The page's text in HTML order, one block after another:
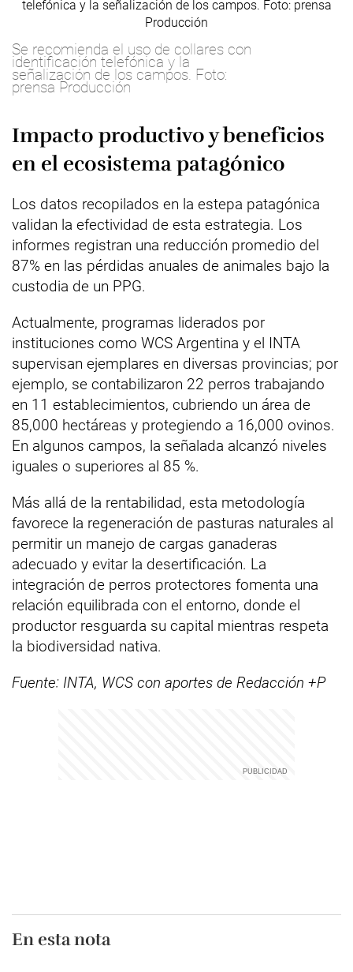
Se recomienda el uso de collares con
identificación telefónica y la
señalización de los campos. Foto:
prensa Producción
Impacto productivo y beneficios
en el ecosistema patagónico
Los datos recopilados en la estepa patagónica
validan la efectividad de esta estrategia. Los
informes registran una reducción promedio del
87% en las pérdidas anuales de animales bajo la
custodia de un PPG.
Actualmente, programas liderados por
instituciones como WCS Argentina y el INTA
supervisan ejemplares en diversas provincias; por
ejemplo, se contabilizaron 22 perros trabajando
en 11 establecimientos, cubriendo un área de
85,000 hectáreas y protegiendo a 16,000 ovinos.
En algunos campos, la señalada alcanzó niveles
iguales o superiores al 85 %.
Más allá de la rentabilidad, esta metodología
favorece la regeneración de pasturas naturales al
permitir un manejo de cargas ganaderas
adecuado y evitar la desertificación. La
integración de perros protectores fomenta una
relación equilibrada con el entorno, donde el
productor resguarda su capital mientras respeta
la biodiversidad nativa.
Fuente: INTA, WCS con aportes de Redacción +P
En esta nota